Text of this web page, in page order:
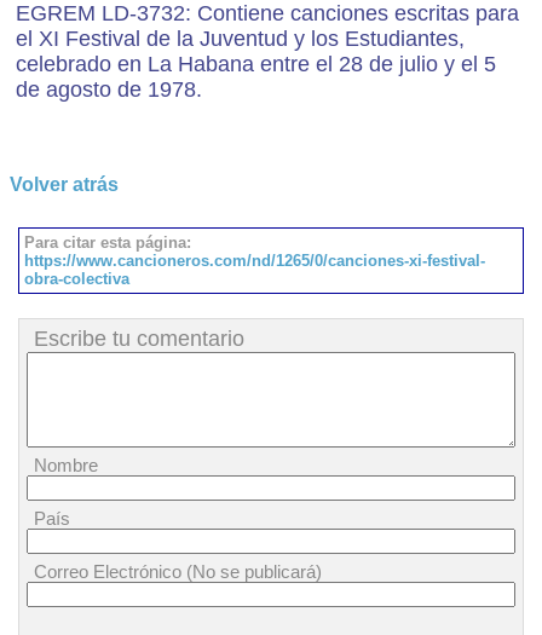
EGREM LD-3732: Contiene canciones escritas para
el XI Festival de la Juventud y los Estudiantes,
celebrado en La Habana entre el 28 de julio y el 5
de agosto de 1978.
Volver atrás
Para citar esta página:
https://www.cancioneros.com/nd/1265/0/canciones-xi-festival-
obra-colectiva
Escribe tu comentario
Nombre
País
Correo Electrónico (No se publicará)